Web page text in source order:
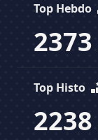
Top Hebdo
2373
Top Histo
2238